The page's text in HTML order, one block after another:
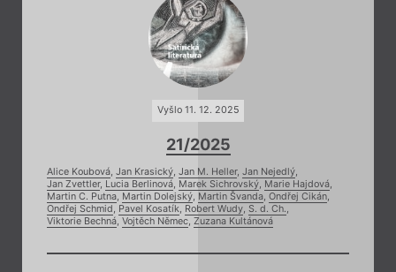
Vyšlo 11. 12. 2025
21/2025
Alice Koubová, Jan Krasický, Jan M. Heller, Jan Nejedlý,
Jan Zvettler, Lucia Berlinová, Marek Sichrovský, Marie Hajdová,
Martin C. Putna, Martin Dolejský, Martin Švanda, Ondřej Cikán,
Ondřej Schmid, Pavel Kosatík, Robert Wudy, S. d. Ch.,
Viktorie Bechná, Vojtěch Němec, Zuzana Kultánová